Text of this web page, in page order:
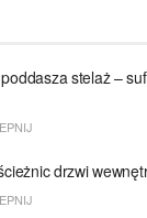
stelaż –
drzwi